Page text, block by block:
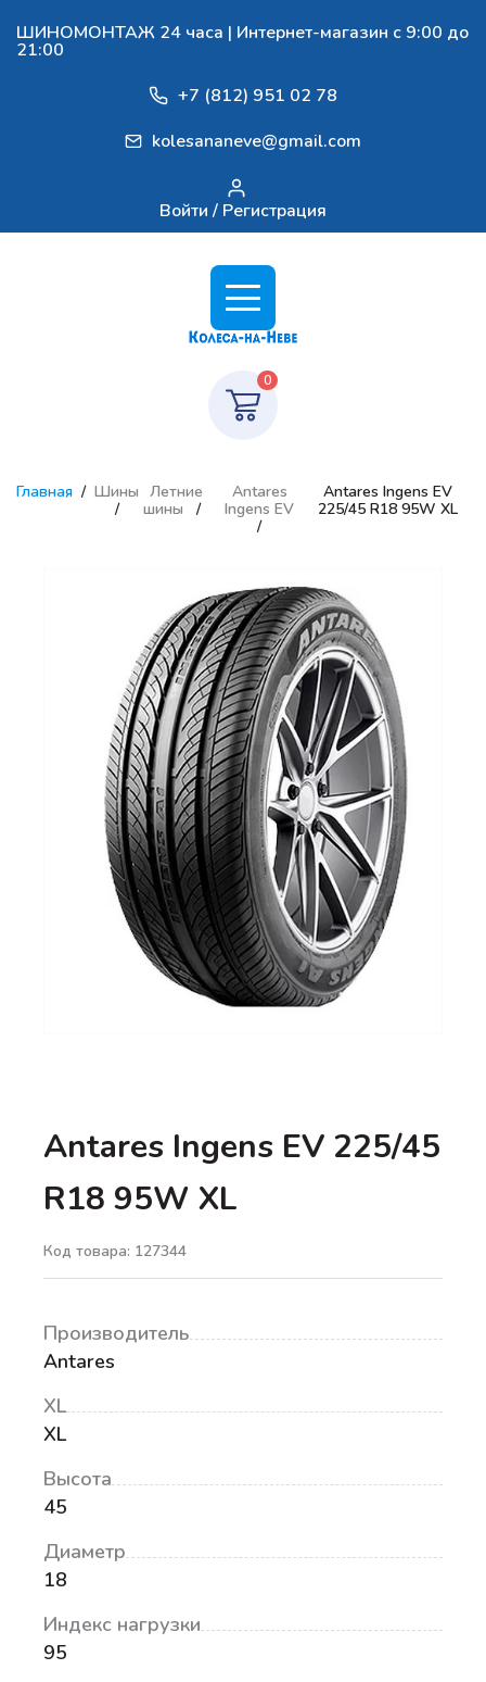
ШИНОМОНТАЖ 24 часа | Интернет-магазин с 9:00 до
21:00
+7 (812) 951 02 78
kolesananeve@gmail.com
Войти / Регистрация
0
Главная Шины Летние
шины
Antares
Ingens EV
Antares Ingens EV
225/45 R18 95W XL
Antares Ingens EV 225/45
R18 95W XL
Код товара: 127344
Производитель
Antares
XL
XL
Высота
45
Диаметр
18
Индекс нагрузки
95